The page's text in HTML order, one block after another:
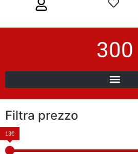
300
Filtra prezzo
13€